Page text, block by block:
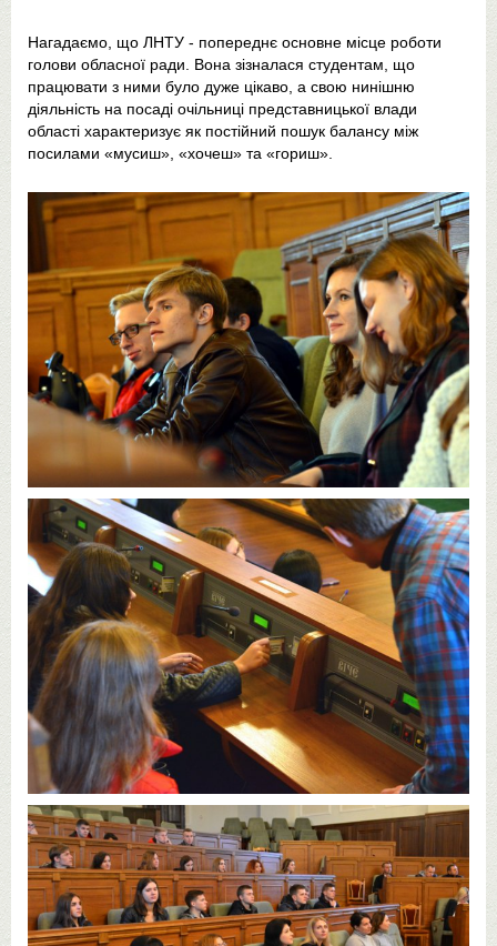
Нагадаємо, що ЛНТУ - попереднє основне місце роботи
голови обласної ради. Вона зізналася студентам, що
працювати з ними було дуже цікаво, а свою нинішню
діяльність на посаді очільниці представницької влади
області характеризує як постійний пошук балансу між
посилами «мусиш», «хочеш» та «гориш».